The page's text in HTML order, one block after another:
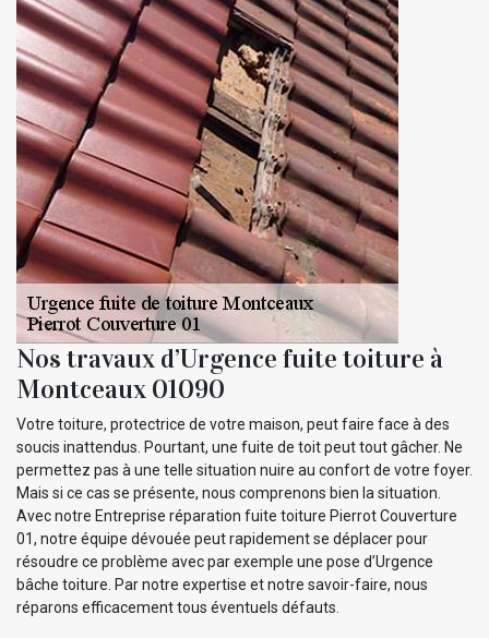
Nos travaux d’Urgence fuite toiture à
Montceaux 01090
Votre toiture, protectrice de votre maison, peut faire face à des
soucis inattendus. Pourtant, une fuite de toit peut tout gâcher. Ne
permettez pas à une telle situation nuire au confort de votre foyer.
Mais si ce cas se présente, nous comprenons bien la situation.
Avec notre Entreprise réparation fuite toiture Pierrot Couverture
01, notre équipe dévouée peut rapidement se déplacer pour
résoudre ce problème avec par exemple une pose d’Urgence
bâche toiture. Par notre expertise et notre savoir-faire, nous
réparons efficacement tous éventuels défauts.